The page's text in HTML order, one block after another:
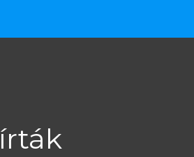
írták